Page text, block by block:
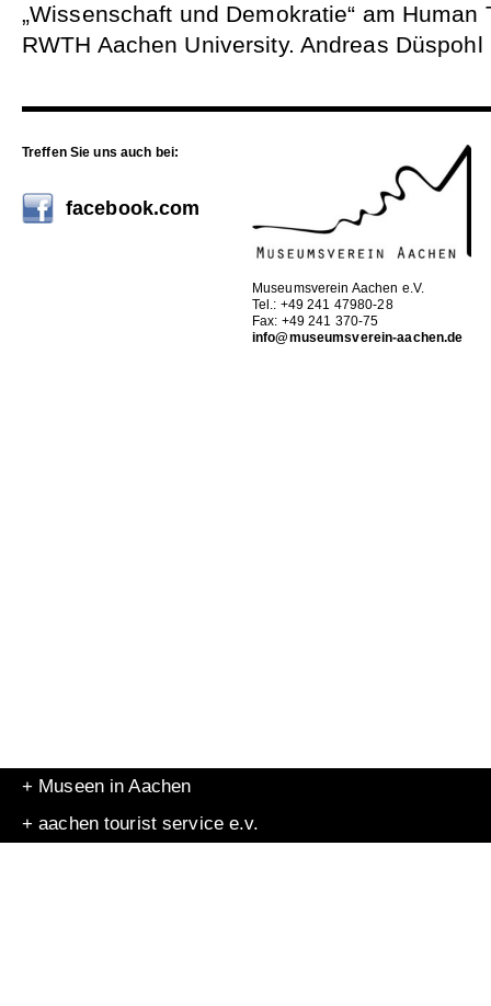
„Wissenschaft und Demokratie“ am Human
RWTH Aachen University. Andreas
Treffen Sie uns auch bei:
facebook.com
Museumsverein Aachen e.V.
Tel.: +49 241 47980-28
Fax: +49 241 370-75
info@museumsverein-aachen.de
+ Museen in Aachen
+ aachen tourist service e.v.